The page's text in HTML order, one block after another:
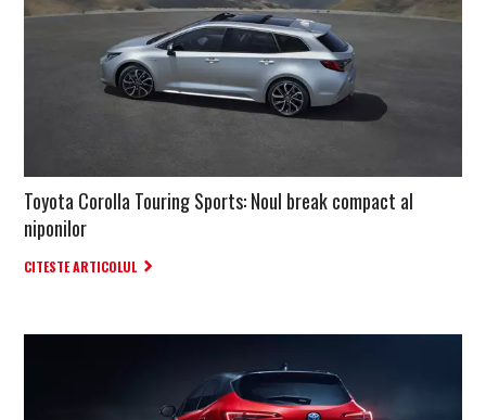
Toyota Corolla Touring Sports: Noul break compact al
niponilor
CITESTE ARTICOLUL